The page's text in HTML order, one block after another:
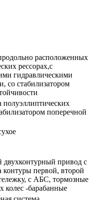
расположенных
рессорах,с
гидравлическими
со стабилизатором
полуэллиптических
поперечной
двухконтурный привод с
контуры первой, второй
с АБС, тормозные
колес -барабанные